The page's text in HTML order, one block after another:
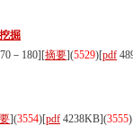
掘
－180][摘要](5529)[pdf
](3554)[pdf 4238KB](3555)